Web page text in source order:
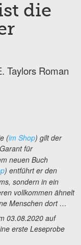
die
Taylors Roman
(im Shop) gilt der
für
neuen Buch
) entführt er den
sondern in ein
vollkommen ähnelt
Menschen dort …
03.08.2020 auf
erste Leseprobe